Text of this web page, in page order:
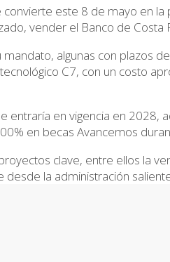
convierte este 8 de mayo en la
vender el Banco de Costa
algunas con plazos
C7, con un costo
entraría en vigencia en 2028,
en becas Avancemos
clave, entre ellos la
desde la administración